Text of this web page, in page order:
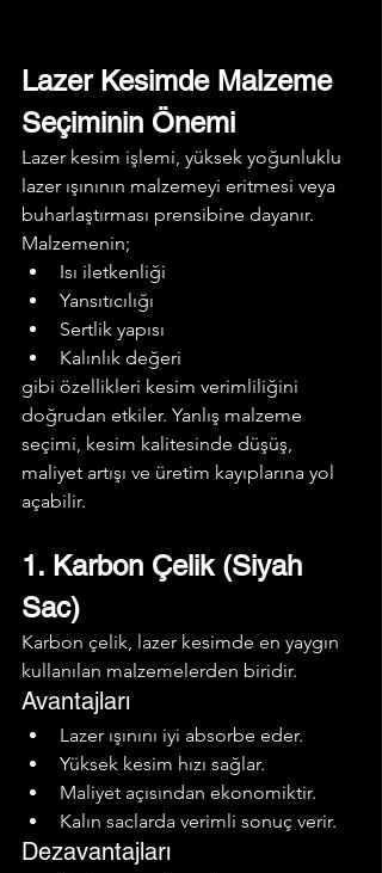
Lazer Kesimde Malzeme
Seçiminin Önemi
Lazer kesim işlemi, yüksek yoğunluklu
lazer ışınının malzemeyi eritmesi veya
buharlaştırması prensibine dayanır.
Malzemenin;
Isı iletkenliği
Yansıtıcılığı
Sertlik yapısı
Kalınlık değeri
gibi özellikleri kesim verimliliğini
doğrudan etkiler. Yanlış malzeme
seçimi, kesim kalitesinde düşüş,
maliyet artışı ve üretim kayıplarına yol
açabilir.
1. Karbon Çelik (Siyah
Sac)
Karbon çelik, lazer kesimde en yaygın
kullanılan malzemelerden biridir.
Avantajları
Lazer ışınını iyi absorbe eder.
Yüksek kesim hızı sağlar.
Maliyet açısından ekonomiktir.
Kalın saclarda verimli sonuç verir.
Dezavantajları